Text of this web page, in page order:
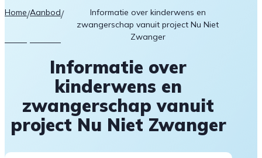
Home/Aanbod/
Informatie over kinderwens en
zwangerschap vanuit project Nu Niet
Zwanger
Informatie over
kinderwens en
zwangerschap vanuit
project Nu Niet Zwanger